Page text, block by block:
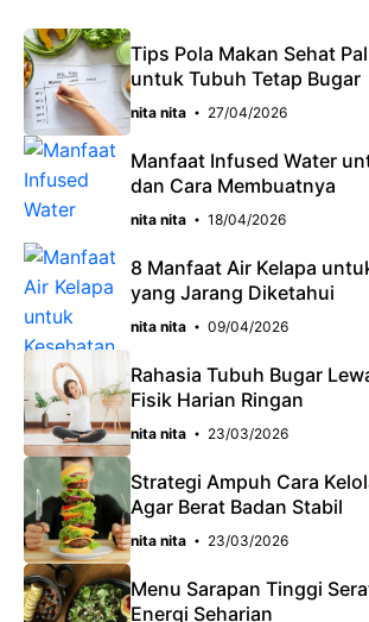
o
o
A
p
p
a
m
Tips Pola Makan Sehat
untuk Tubuh Tetap Bugar
nita nita 27/04/2026
Manfaat Infused Water
dan Cara Membuatnya
nita nita 18/04/2026
8 Manfaat Air Kelapa
yang Jarang Diketahui
nita nita 09/04/2026
Rahasia Tubuh Bugar
Fisik Harian Ringan
nita nita 23/03/2026
Strategi Ampuh Cara
Agar Berat Badan Stabil
nita nita 23/03/2026
Menu Sarapan Tinggi
Energi Seharian